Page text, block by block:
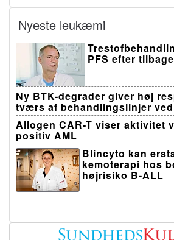
Nyeste leukæmi
PFS efter
Ny BTK-degrader giver høj
tværs af behandlingslinjer
Allogen CAR-T viser aktivitet
positiv AML
Blincyto kan
kemoterapi hos
højrisiko B-ALL